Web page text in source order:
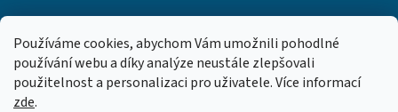
Používáme cookies, abychom Vám umožnili pohodlné
používání webu a díky analýze neustále zlepšovali
použitelnost a personalizaci pro uživatele. Více informací
zde.